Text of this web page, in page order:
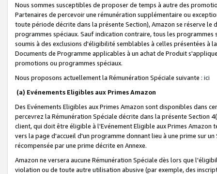
Nous sommes susceptibles de proposer de temps à autre des
Partenaires de percevoir une rémunération supplémentaire ou
toute période décrite dans la présente Section), Amazon se réserve
programmes spéciaux. Sauf indication contraire, tous les
soumis à des exclusions d'éligibilité semblables à celles présentées à
Documents de Programme applicables à un achat de Produit
promotions ou programmes spéciaux.
Nous proposons actuellement la Rémunération Spéciale suivante : ici
(a) Evénements Eligibles aux Primes Amazon
Des Evénements Eligibles aux Primes Amazon sont disponibles dans
percevrez la Rémunération Spéciale décrite dans la présente Section
client, qui doit être éligible à l'Evénement Eligible aux Primes Amazon
vers la page d'accueil d'un programme donnant lieu à une prime sur
récompensée par une prime décrite en Annexe.
Amazon ne versera aucune Rémunération Spéciale dès lors que
violation ou de toute autre utilisation abusive (par exemple, des